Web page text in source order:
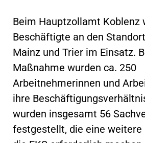
Beim Hauptzollamt Koblenz
Beschäftigte an den
Mainz und Trier im Einsatz.
Maßnahme wurden ca. 250
Arbeitnehmerinnen und
ihre
wurden insgesamt 56
festgestellt, die eine weitere